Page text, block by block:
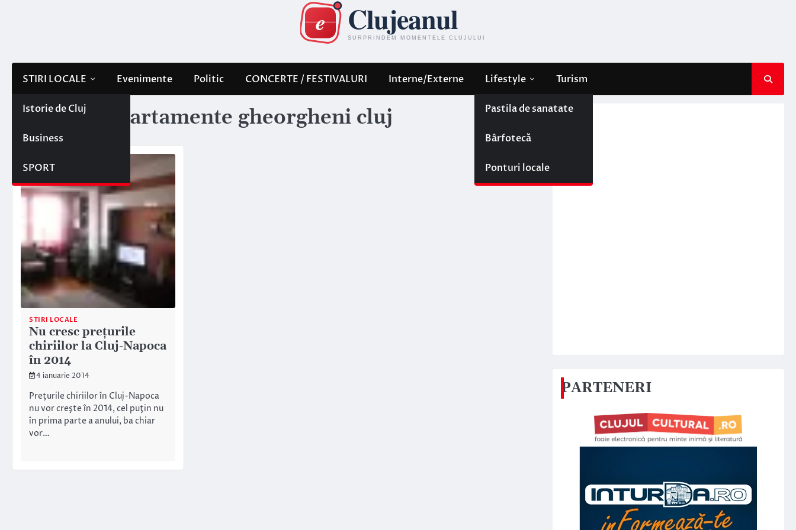
STIRI LOCALE
Istorie de Cluj
Business
SPORT
Evenimente Politic CONCERTE / FESTIVALURI Interne/Externe Lifestyle
Pastila de sanatate
Bârfotecă
Ponturi locale
Turism
Etichetă: apartamente gheorgheni cluj
STIRI LOCALE
Nu cresc preţurile
chiriilor la Cluj-Napoca
în 2014
4 ianuarie 2014
Preţurile chiriilor în Cluj-Napoca
nu vor creşte în 2014, cel puţin nu
în prima parte a anului, ba chiar
vor…
PARTENERI